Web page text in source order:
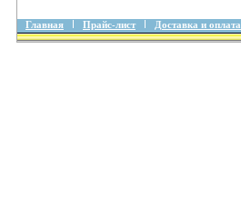
Главная Прайс-лист Доставка и оплата